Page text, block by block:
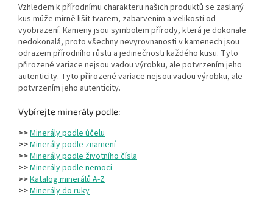
Vzhledem k přírodnímu charakteru našich produktů se zaslaný
kus může mírně lišit tvarem, zabarvením a velikostí od
vyobrazení. Kameny jsou symbolem přírody, která je dokonale
nedokonalá, proto všechny nevyrovnanosti v kamenech jsou
odrazem přírodního růstu a jedinečnosti každého kusu. Tyto
přirozené variace nejsou vadou výrobku, ale potvrzením jeho
autenticity. Tyto přirozené variace nejsou vadou výrobku, ale
potvrzením jeho autenticity.
Vybírejte minerály podle:
>>Minerály podle účelu
>>Minerály podle znamení
>>Minerály podle životního čísla
>>Minerály podle nemoci
>>Katalog minerálů A-Z
>>Minerály do ruky